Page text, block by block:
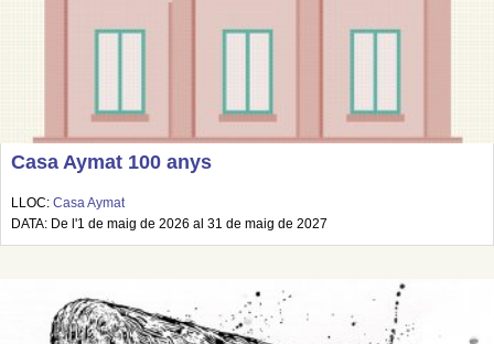
Casa Aymat 100 anys
LLOC: Casa Aymat
DATA: De l'1 de maig de 2026 al 31 de maig de 2027